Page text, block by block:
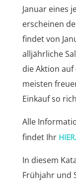
Januar eines
erscheinen
findet von
alljährliche
die Aktion
meisten
Einkauf so
Alle
findet Ihr HIER.
In diesem
Frühjahr und